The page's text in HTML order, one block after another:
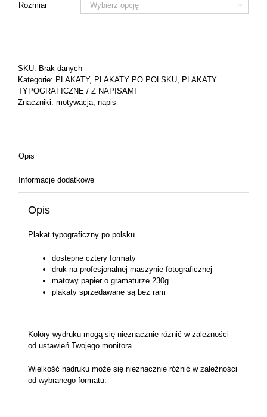
89,00 zł
Rozmiar 
SKU: Brak danych
Kategorie: PLAKATY, PLAKATY PO POLSKU, PLAKATY
TYPOGRAFICZNE / Z NAPISAMI
Znaczniki: motywacja, napis
Opis
Informacje dodatkowe
Opis
Plakat typograficzny po polsku.
dostępne cztery formaty
druk na profesjonalnej maszynie fotograficznej
matowy papier o gramaturze 230g.
plakaty sprzedawane są bez ram
Kolory wydruku mogą się nieznacznie różnić w zależności
od ustawień Twojego monitora.
Wielkość nadruku może się nieznacznie różnić w zależności
od wybranego formatu.